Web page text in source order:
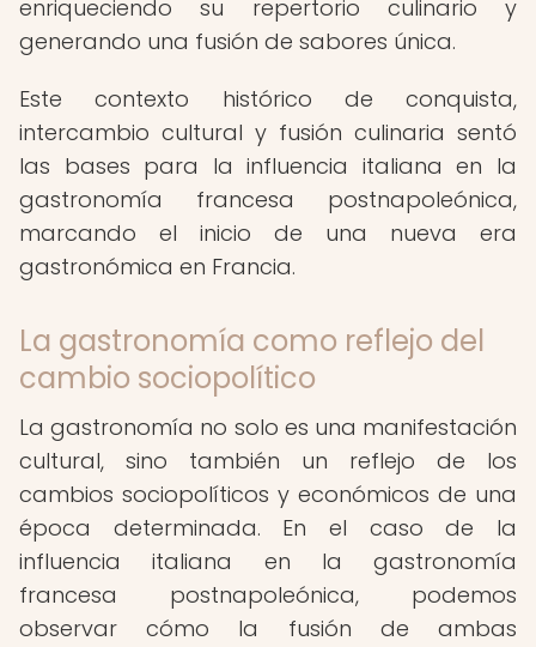
enriqueciendo su repertorio culinario y
generando una fusión de sabores única.
Este contexto histórico de conquista,
intercambio cultural y fusión culinaria sentó
las bases para la influencia italiana en la
gastronomía francesa postnapoleónica,
marcando el inicio de una nueva era
gastronómica en Francia.
La gastronomía como reflejo del
cambio sociopolítico
La gastronomía no solo es una manifestación
cultural, sino también un reflejo de los
cambios sociopolíticos y económicos de una
época determinada. En el caso de la
influencia italiana en la gastronomía
francesa postnapoleónica, podemos
observar cómo la fusión de ambas